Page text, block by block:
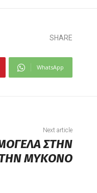
SHARE
WhatsApp
Next article
ΣΤΗΝ
ΜΥΚΟΝΟ